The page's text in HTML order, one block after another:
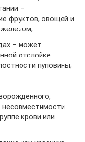
–
фруктов, овощей и
– может
отслойке
пуповины;
крови или